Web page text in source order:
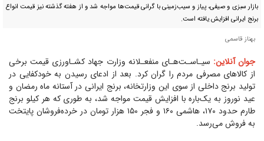
بازار سبزی و صیفی، پیاز و سیب‌زمینی با گرانی قیمت‌ها مواجه شد و از هفته گذشته نیز قیمت انواع
برنج ایرانی افزایش یافته است.
بهناز قاسمی
جوان آنلاین: سیـاسـت‌هـای منفعـلانه وزارت جهاد کشـاورزی قیمت برخی
از کالا‌های مصرفی مردم را گران کرد. بعد از ادعای رسیدن به خودکفایی در
تولید برنج داخلی از سوی این وزارتخانه، برنج ایرانی در آستانه ماه رمضان و
عید نوروز به یک‌باره با افزایش قیمت مواجه شد، به طوری که هر کیلو برنج
طارم حدود ۱۷۰، هاشمی ۱۶۰ و فجر ۱۵۰ هزار تومان در خرده‌فروشان پایتخت
به فروش می‌رسد.